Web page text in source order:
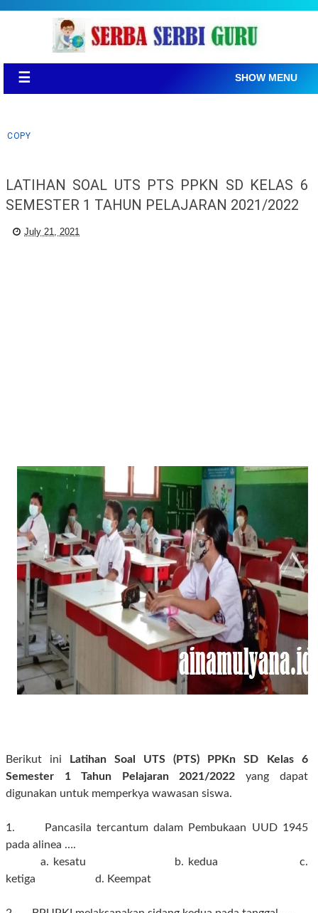
☰ SHOW MENU
COPY
LATIHAN SOAL UTS PTS PPKN SD KELAS 6
SEMESTER 1 TAHUN PELAJARAN 2021/2022
July 21, 2021
Berikut ini
Latihan Soal UTS (PTS) PPKn SD Kelas 6
Semester 1 Tahun Pelajaran 2021/2022 yang dapat
digunakan untuk memperkya wawasan siswa.
1.
Pancasila tercantum dalam Pembukaan UUD 1945
pada alinea ….
a. kesatu b. kedua c.
ketiga d. Keempat